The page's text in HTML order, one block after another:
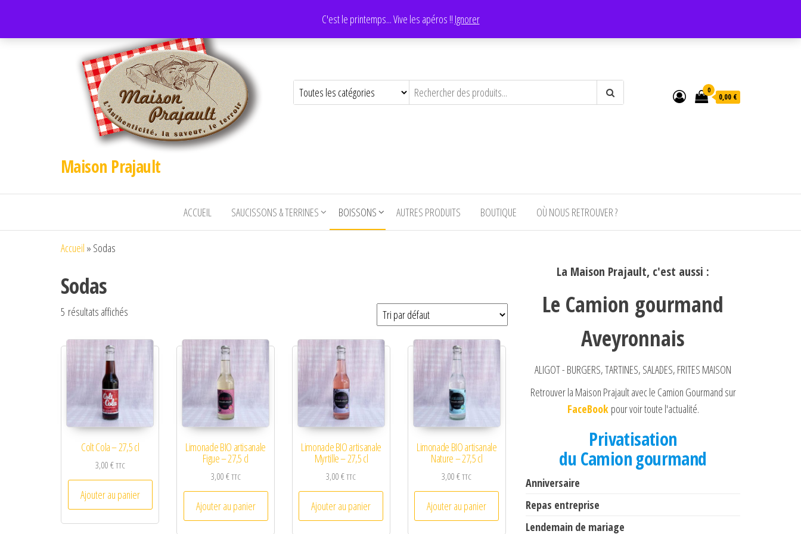
C'est le printemps... Vive les apéros !! Ignorer
Maison Prajault
0
0,00 €
ACCUEIL SAUCISSONS & TERRINES BOISSONS AUTRES PRODUITS BOUTIQUE OÙ NOUS RETROUVER ?
Accueil » Sodas
Sodas
5 résultats affichés
Colt Cola – 27,5 cl
3,00€TTC
Ajouter au panier
Limonade BIO artisanale
Figue – 27,5 cl
3,00€TTC
Ajouter au panier
Limonade BIO artisanale
Myrtille – 27,5 cl
3,00€TTC
Ajouter au panier
Limonade BIO artisanale
Nature – 27,5 cl
3,00€TTC
Ajouter au panier
La Maison Prajault, c'est aussi :
Le Camion gourmand
Aveyronnais
ALIGOT - BURGERS, TARTINES, SALADES, FRITES MAISON
Retrouver la Maison Prajault avec le Camion Gourmand sur
FaceBook pour voir toute l'actualité.
Privatisation
du Camion gourmand
Anniversaire
Repas entreprise
Lendemain de mariage